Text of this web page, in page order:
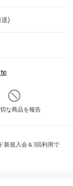
送)
な商品を報告
新規入会＆3回利用で